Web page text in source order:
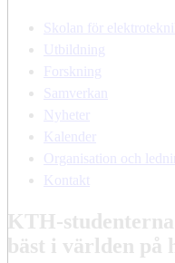
Skolan för
Utbildning
Forskning
Samverkan
Nyheter
Kalender
Organisation och
Kontakt
KTH-
bäst i världen på